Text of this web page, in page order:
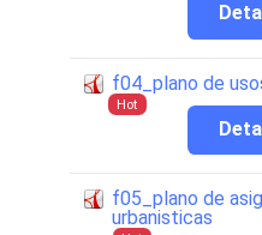
f04_plano de
Hot
f05_plano de
urbanisticas